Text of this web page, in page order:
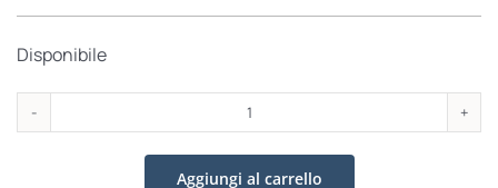
Disponibile
Il
beato
Aggiungi al carrello